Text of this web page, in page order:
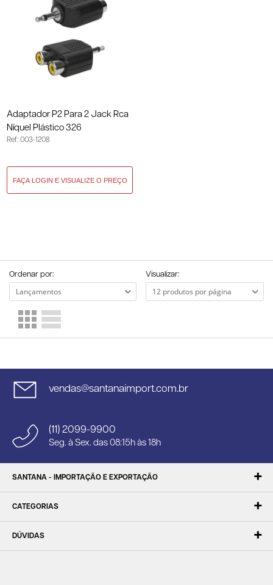
Adaptador P2 Para 2 Jack Rca
Níquel Plástico 326
Ref: 003-1208
Ordenar por: Visualizar:
vendas@santanaimport.com.br
(11) 2099-9900
Seg. à Sex. das 08:15h às 18h
SANTANA - IMPORTAÇÃO E EXPORTAÇÃO
CATEGORIAS
DÚVIDAS